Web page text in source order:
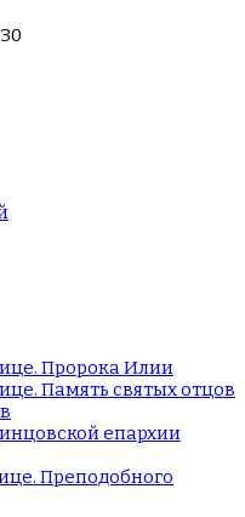
Пророка Илии
Память святых отцов
епархии
Преподобного